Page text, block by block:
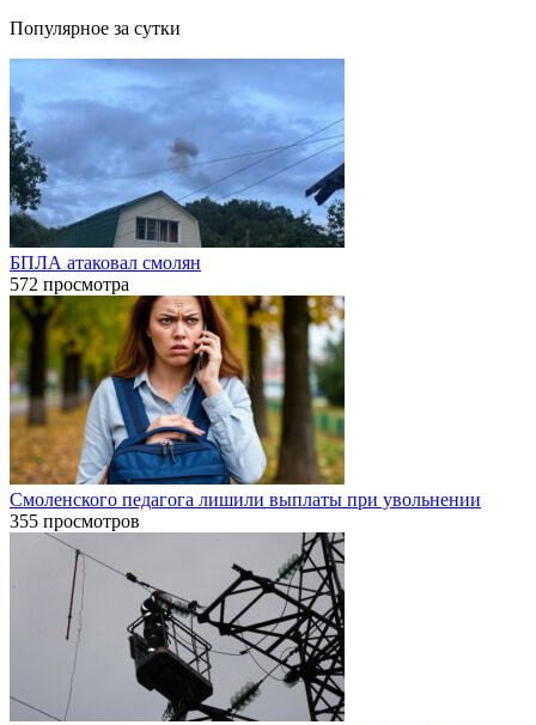
Популярное за сутки
БПЛА атаковал смолян
572 просмотра
Смоленского педагога лишили выплаты при увольнении
355 просмотров